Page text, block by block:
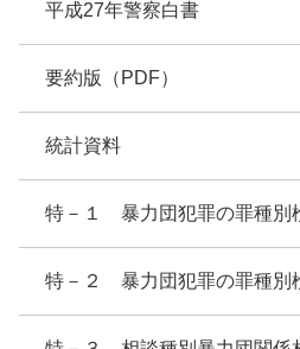
平成27年警察白書
要約版（PDF）
統計資料
特－１ 暴力団犯罪の罪種別
特－２ 暴力団犯罪の罪種別